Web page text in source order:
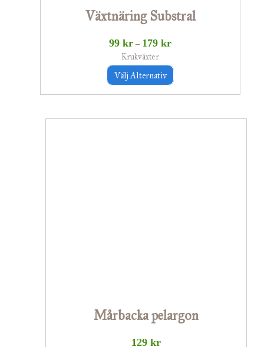
Växtnäring Substral
99 kr – 179 kr
Krukväxter
Välj Alternativ
på
Mårbacka pelargon
129 kr